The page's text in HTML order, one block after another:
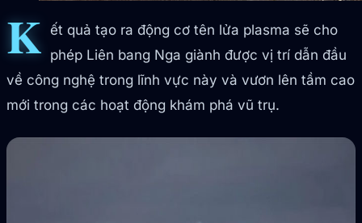
K ết quả tạo ra động cơ tên lửa plasma sẽ cho
phép Liên bang Nga giành được vị trí dẫn đầu
về công nghệ trong lĩnh vực này và vươn lên tầm cao
mới trong các hoạt động khám phá vũ trụ.